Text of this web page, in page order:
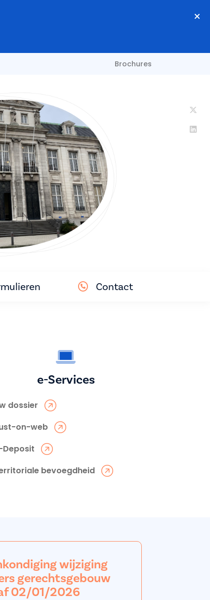
Brochures
Contact
e-Services
dossier
on-web
Deposit
bevoegdheid
wijziging
gerechtsgebouw
02/01/2026